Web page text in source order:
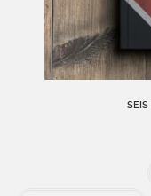
SEIS